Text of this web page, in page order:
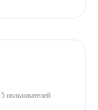
пользователей